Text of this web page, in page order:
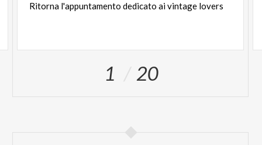
Ritorna l'appuntamento dedicato aivintage lovers
1 20